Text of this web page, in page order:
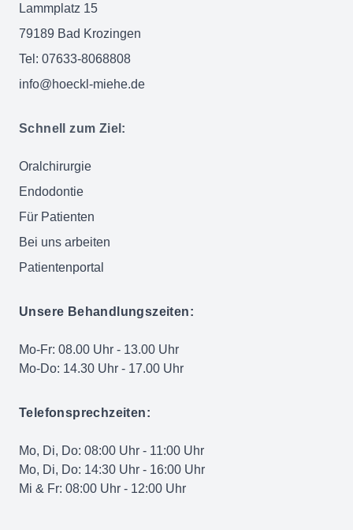
Lammplatz 15
79189 Bad Krozingen
Tel: 07633-8068808
info@hoeckl-miehe.de
Schnell zum Ziel:
Oralchirurgie
Endodontie
Für Patienten
Bei uns arbeiten
Patientenportal
Unsere Behandlungszeiten:
Mo-Fr: 08.00 Uhr - 13.00 Uhr
Mo-Do: 14.30 Uhr - 17.00 Uhr
Telefonsprechzeiten:
Mo, Di, Do: 08:00 Uhr - 11:00 Uhr
Mo, Di, Do: 14:30 Uhr - 16:00 Uhr
Mi & Fr: 08:00 Uhr - 12:00 Uhr